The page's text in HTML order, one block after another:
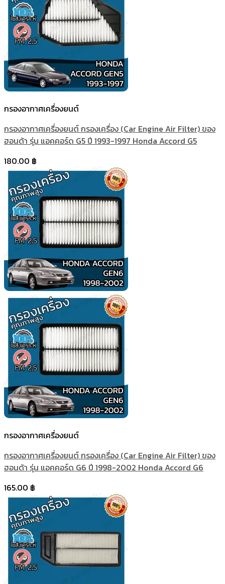
กรองอากาศเครื่องยนต์
กรองอากาศเครื่องยนต์ กรองเครื่อง (Car Engine Air Filter) ของ
ฮอนด้า รุ่น แอคคอร์ด G5 ปี 1993-1997 Honda Accord G5
180.00 ฿
กรองอากาศเครื่องยนต์
กรองอากาศเครื่องยนต์ กรองเครื่อง (Car Engine Air Filter) ของ
ฮอนด้า รุ่น แอคคอร์ด G6 ปี 1998-2002 Honda Accord G6
165.00 ฿